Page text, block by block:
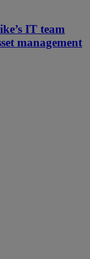
IT team
management